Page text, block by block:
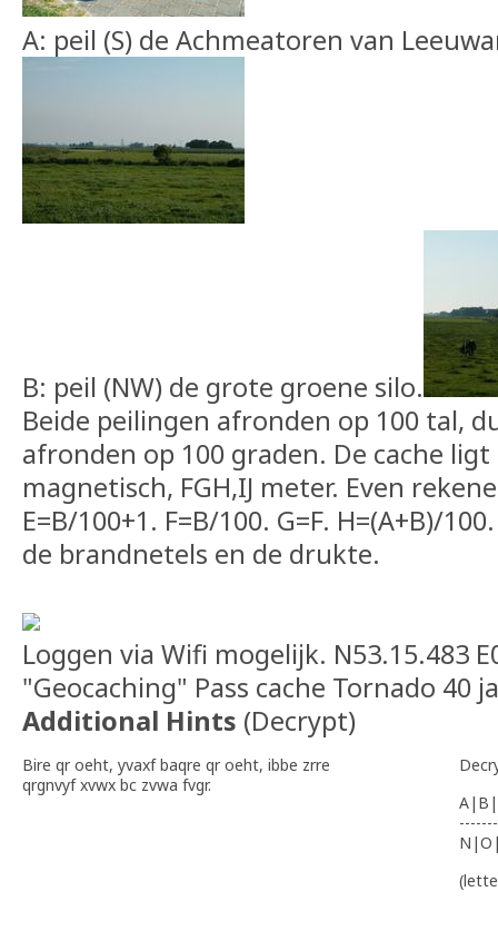
A: peil (S) de Achmeatoren van
B: peil (NW) de grote groene silo.
Beide peilingen afronden op 100 tal,
afronden op 100 graden. De cache ligt
magnetisch, FGH,IJ meter. Even
E=B/100+1. F=B/100. G=F. H=(A+B)/
de brandnetels en de drukte.
Loggen via Wifi mogelijk. N53.15.483
"Geocaching" Pass cache Tornado 40
Additional Hints (Decrypt)
Bire qr oeht, yvaxf baqre qr oeht, ibbe zrre
qrgnvyf xvwx bc zvwa fvgr.